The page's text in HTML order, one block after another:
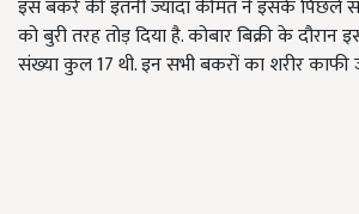
इस बकरे की इतनी ज्यादा कीमत ने इसके पिछले
को बुरी तरह तोड़ दिया है. कोबार बिक्री के
संख्या कुल 17 थी. इन सभी बकरों का शरीर काफी